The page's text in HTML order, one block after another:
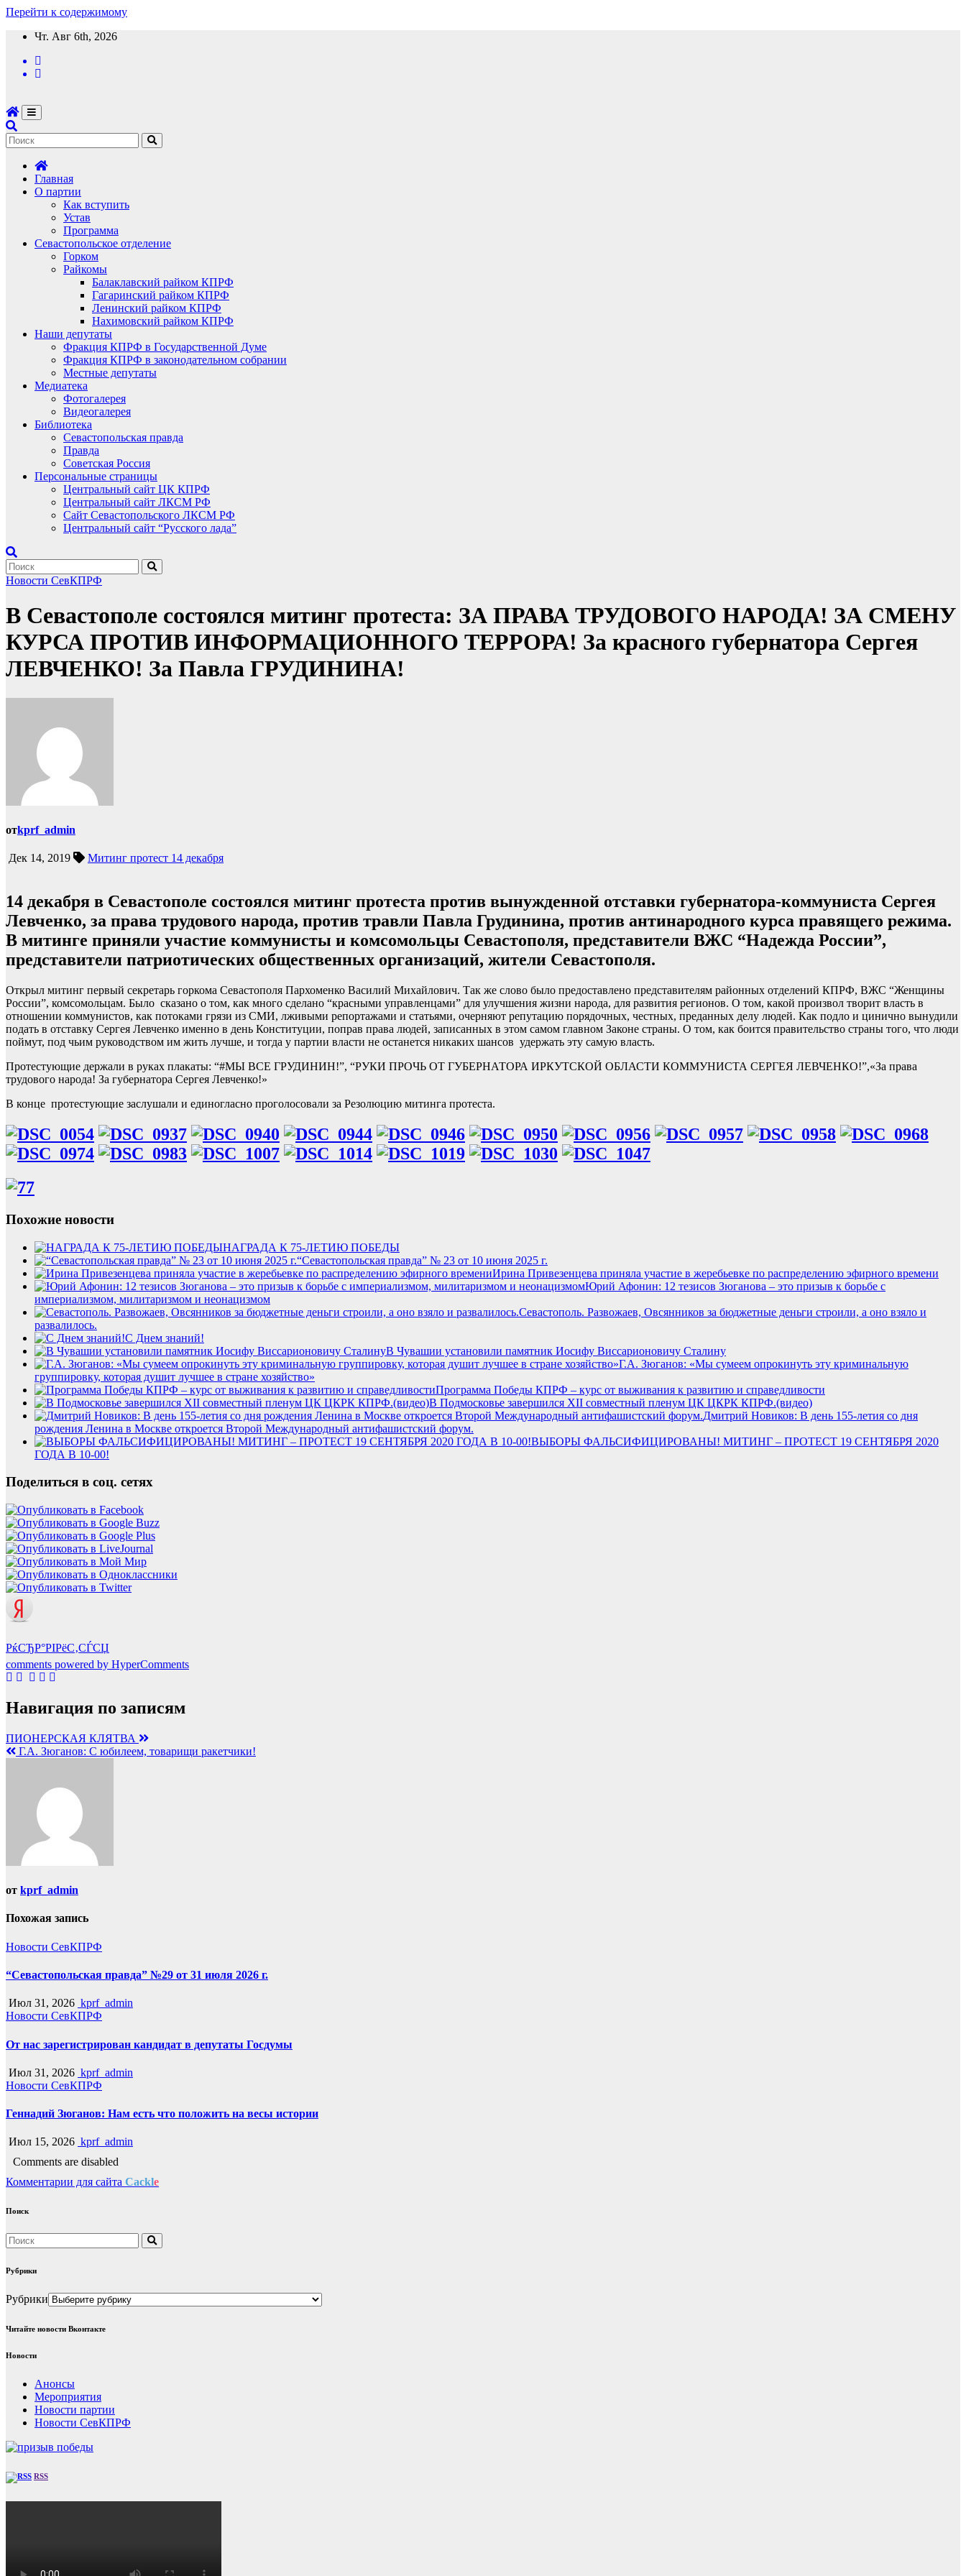
Перейти к содержимому
Чт. Авг 6th, 2026
Главная
О партии
Как вступить
Устав
Программа
Севастопольское отделение
Горком
Райкомы
Балаклавский райком КПРФ
Гагаринский райком КПРФ
Ленинский райком КПРФ
Нахимовский райком КПРФ
Наши депутаты
Фракция КПРФ в Государственной Думе
Фракция КПРФ в законодательном собрании
Местные депутаты
Медиатека
Фотогалерея
Видеогалерея
Библиотека
Севастопольская правда
Правда
Советская Россия
Персональные страницы
Центральный сайт ЦК КПРФ
Центральный сайт ЛКСМ РФ
Сайт Севастопольского ЛКСМ РФ
Центральный сайт “Русского лада”
Новости СевКПРФ
В Севастополе состоялся митинг протеста: ЗА ПРАВА ТРУДОВОГО НАРОДА! ЗА СМЕНУ
КУРСА ПРОТИВ ИНФОРМАЦИОННОГО ТЕРРОРА! За красного губернатора Сергея
ЛЕВЧЕНКО! За Павла ГРУДИНИНА!
отkprf_admin
Дек 14, 2019 Митинг протест 14 декабря
14 декабря в Севастополе состоялся митинг протеста против вынужденной отставки губернатора-коммуниста Сергея
Левченко, за права трудового народа, против травли Павла Грудинина, против антинародного курса правящего режима.
В митинге приняли участие коммунисты и комсомольцы Севастополя, представители ВЖС “Надежда России”,
представители патриотических общественных организаций, жители Севастополя.
Открыл митинг первый секретарь горкома Севастополя Пархоменко Василий Михайлович. Так же слово было предоставлено представителям районных отделений КПРФ, ВЖС “Женщины
России”, комсомольцам. Было сказано о том, как много сделано “красными управленцами” для улучшения жизни народа, для развития регионов. О том, какой произвол творит власть в
отношении коммунистов, как потоками грязи из СМИ, лживыми репортажами и статьями, очерняют репутацию порядочных, честных, преданных делу людей. Как подло и цинично вынудили
подать в отставку Сергея Левченко именно в день Конституции, поправ права людей, записанных в этом самом главном Законе страны. О том, как боится правительство страны того, что люди
поймут, под чьим руководством им жить лучше, и тогда у партии власти не останется никаких шансов удержать эту самую власть.
Протестующие держали в руках плакаты: “#МЫ ВСЕ ГРУДИНИН!”, “РУКИ ПРОЧЬ ОТ ГУБЕРНАТОРА ИРКУТСКОЙ ОБЛАСТИ КОММУНИСТА СЕРГЕЯ ЛЕВЧЕНКО!”,«За права
трудового народа! За губернатора Сергея Левченко!»
В конце протестующие заслушали и единогласно проголосовали за Резолюцию митинга протеста.
Похожие новости
НАГРАДА К 75-ЛЕТИЮ ПОБЕДЫ
“Севастопольская правда” № 23 от 10 июня 2025 г.
Ирина Привезенцева приняла участие в жеребьевке по распределению эфирного времени
Юрий Афонин: 12 тезисов Зюганова – это призыв к борьбе с
империализмом, милитаризмом и неонацизмом
Севастополь. Развожаев, Овсянников за бюджетные деньги строили, а оно взяло и
развалилось.
С Днем знаний!
В Чувашии установили памятник Иосифу Виссарионовичу Сталину
Г.А. Зюганов: «Мы сумеем опрокинуть эту криминальную
группировку, которая душит лучшее в стране хозяйство»
Программа Победы КПРФ – курс от выживания к развитию и справедливости
В Подмосковье завершился XII совместный пленум ЦК ЦКРК КПРФ.(видео)
Дмитрий Новиков: В день 155-летия со дня
рождения Ленина в Москве откроется Второй Международный антифашистский форум.
ВЫБОРЫ ФАЛЬСИФИЦИРОВАНЫ! МИТИНГ – ПРОТЕСТ 19 СЕНТЯБРЯ 2020
ГОДА В 10-00!
Поделиться в соц. сетях
РќСЂР°РІРёС‚СЃСЏ
comments powered by HyperComments
Навигация по записям
ПИОНЕРСКАЯ КЛЯТВА
Г.А. Зюганов: С юбилеем, товарищи ракетчики!
от kprf_admin
Похожая запись
Новости СевКПРФ
“Севастопольская правда” №29 от 31 июля 2026 г.
Июл 31, 2026 kprf_admin
Новости СевКПРФ
От нас зарегистрирован кандидат в депутаты Госдумы
Июл 31, 2026 kprf_admin
Новости СевКПРФ
Геннадий Зюганов: Нам есть что положить на весы истории
Июл 15, 2026 kprf_admin
Comments are disabled
Комментарии для сайта Cackle
Поиск
Рубрики
Рубрики
Читайте новости Вконтакте
Новости
Анонсы
Мероприятия
Новости партии
Новости СевКПРФ
RSS